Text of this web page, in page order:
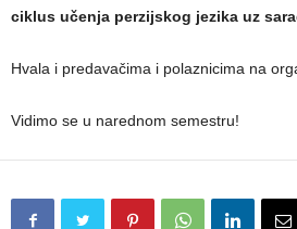
ciklus učenja perzijskog jezika uz
Hvala i predavačima i polaznicima na
Vidimo se u narednom semestru!